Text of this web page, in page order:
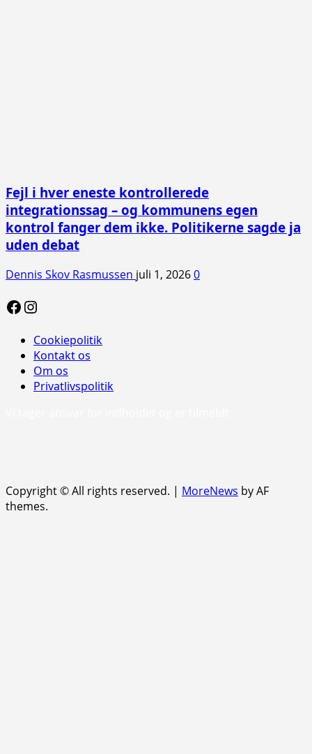
Fejl i hver eneste kontrollerede
integrationssag – og kommunens egen
kontrol fanger dem ikke. Politikerne sagde ja
uden debat
Dennis Skov Rasmussen juli 1, 20260
Facebook
Instagram
Cookiepolitik
Kontakt os
Om os
Privatlivspolitik
Copyright © All rights reserved. | MoreNews by AF
themes.